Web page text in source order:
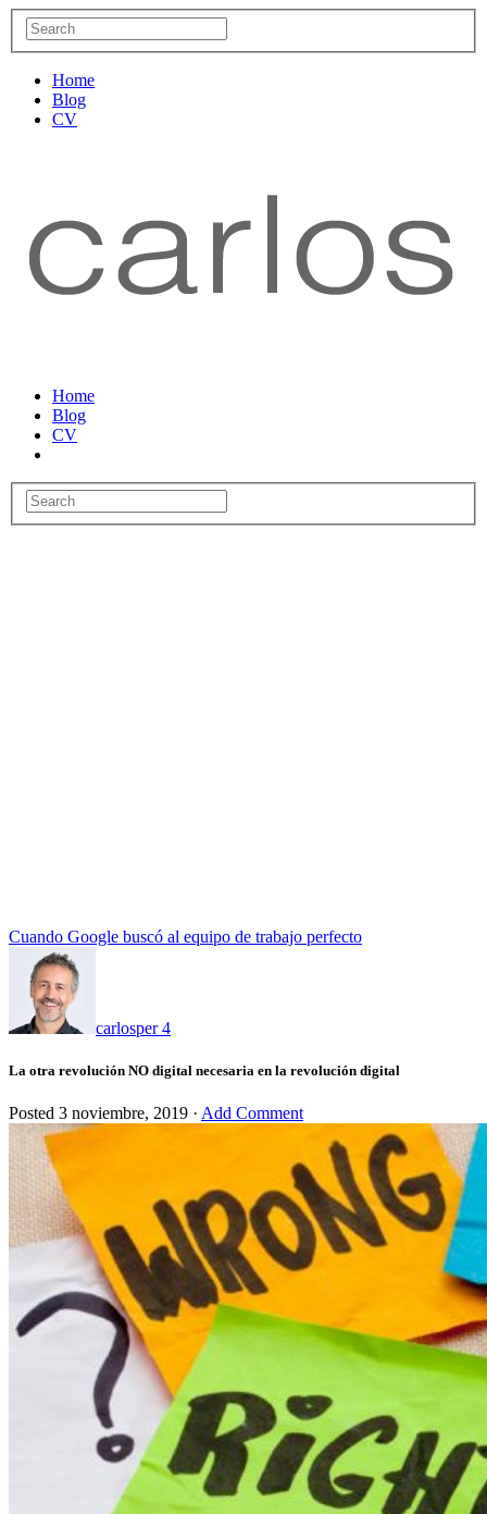
Home
Blog
CV
Home
Blog
CV
Cuando Google buscó al equipo de trabajo perfecto
carlosper 4
La otra revolución NO digital necesaria en la revolución digital
Posted 3 noviembre, 2019 · Add Comment